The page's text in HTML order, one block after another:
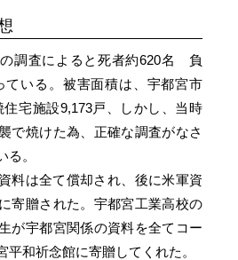
調査によると死者約620名 負
ている。被害面積は、宇都宮市
宅施設9,173戸、しかし、当時
で焼けた為、正確な調査がなさ
。
料は全て償却され、後に米軍資
寄贈された。宇都宮工業高校の
が宇都宮関係の資料を全てコー
平和祈念館に寄贈してくれた。